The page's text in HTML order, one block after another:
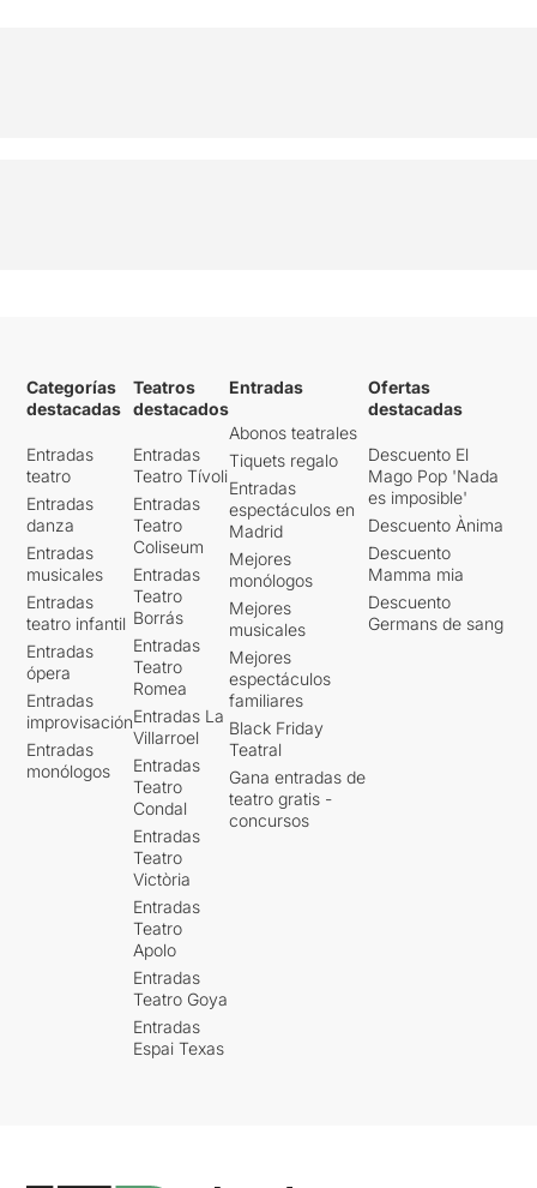
Categorías
destacadas
Entradas
teatro
Entradas
danza
Entradas
musicales
Entradas
teatro infantil
Entradas
ópera
Entradas
improvisación
Entradas
monólogos
Teatros
destacados
Entradas
Teatro Tívoli
Entradas
Teatro
Coliseum
Entradas
Teatro
Borrás
Entradas
Teatro
Romea
Entradas La
Villarroel
Entradas
Teatro
Condal
Entradas
Teatro
Victòria
Entradas
Teatro
Apolo
Entradas
Teatro Goya
Entradas
Espai Texas
Entradas
Abonos teatrales
Tiquets regalo
Entradas
espectáculos en
Madrid
Mejores
monólogos
Mejores
musicales
Mejores
espectáculos
familiares
Black Friday
Teatral
Gana entradas de
teatro gratis -
concursos
Ofertas
destacadas
Descuento El
Mago Pop 'Nada
es imposible'
Descuento Ànima
Descuento
Mamma mia
Descuento
Germans de sang